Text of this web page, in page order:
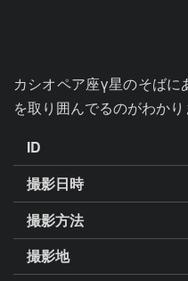
カシオペア座γ星のそば
を取り囲んでるのがわかり
ID
撮影日時
撮影方法
撮影地